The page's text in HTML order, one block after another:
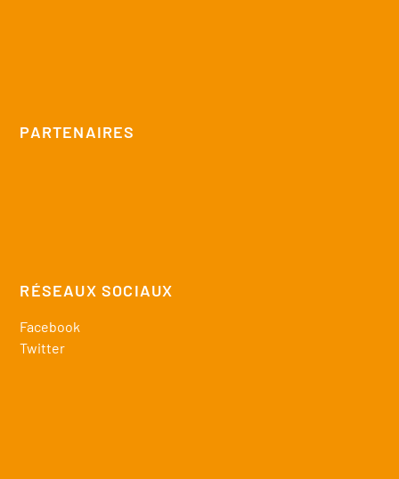
PARTENAIRES
RÉSEAUX SOCIAUX
Facebook
Twitter